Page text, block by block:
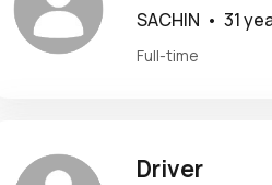
SACHIN • 31
Full-time
Driver